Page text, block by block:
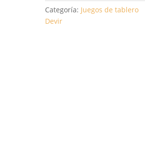
Categoría: Juegos de tablero
Devir